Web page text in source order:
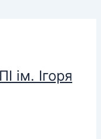
ім. Ігоря